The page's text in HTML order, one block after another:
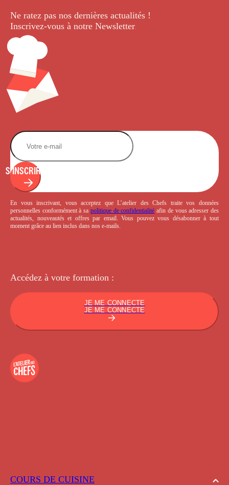
COURS DE CUISINE
Ne ratez pas nos dernières actualités !
Inscrivez-vous à notre Newsletter.
S'INSCRIRE
En vous inscrivant, vous acceptez que L’atelier des Chefs traite vos données
personnelles conformément à sa politique de confidentialité afin de vous adresser des
actualités, nouveautés et offres par email. Vous pouvez vous désabonner à tout
moment grâce au lien inclus dans nos e-mails.
Accédez à votre formation :
JE ME CONNECTE
JE ME CONNECTE